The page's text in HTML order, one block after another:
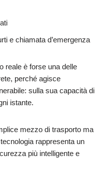
e chiamata d’emergenza
reale è forse una delle
perché agisce
sulla sua capacità di
istante.
mezzo di trasporto ma
rappresenta un
più intelligente e